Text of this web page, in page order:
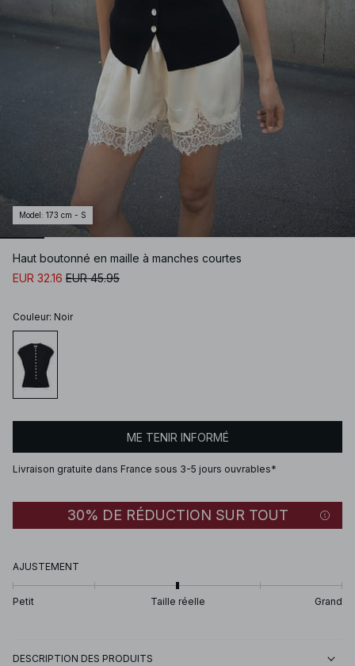
Model : 173 cm - S
Haut boutonné en maille à manches courtes
EUR 32.16 EUR 45.95
Couleur: Noir
ME TENIR INFORMÉ
Livraison gratuite dans France sous 3-5 jours ouvrables*
30% DE RÉDUCTION SUR TOUT
AJUSTEMENT
Petit Taille réelle Grand
DESCRIPTION DES PRODUITS